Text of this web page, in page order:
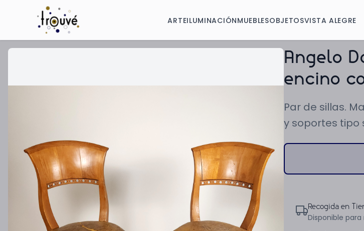
ARTEILUMINACIÓNMUEBLESOBJETOSVISTA ALEGRE
Angelo
encino
Par de sillas.
y soportes tipo
Recogida en
Disponible